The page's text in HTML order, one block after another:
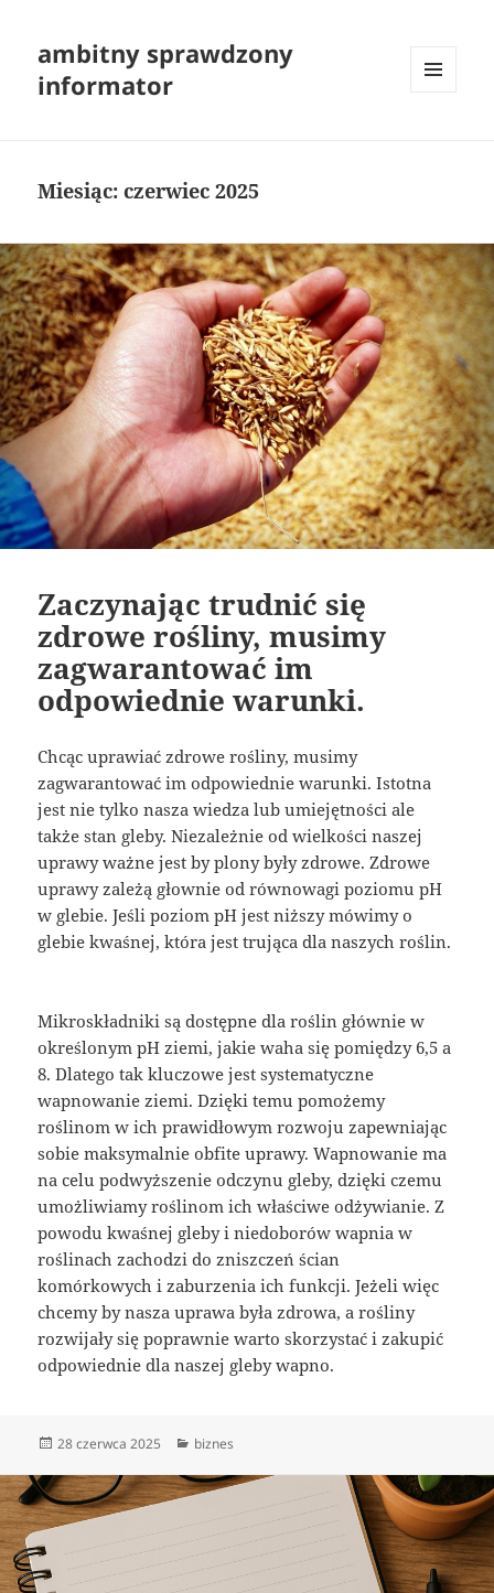
ambitny sprawdzony
informator
Miesiąc:czerwiec 2025
Zaczynając trudnić się
zdrowe rośliny, musimy
zagwarantować im
odpowiednie warunki.
Chcąc uprawiać zdrowe rośliny, musimy
zagwarantować im odpowiednie warunki. Istotna
jest nie tylko nasza wiedza lub umiejętności ale
także stan gleby. Niezależnie od wielkości naszej
uprawy ważne jest by plony były zdrowe. Zdrowe
uprawy zależą głownie od równowagi poziomu pH
w glebie. Jeśli poziom pH jest niższy mówimy o
glebie kwaśnej, która jest trująca dla naszych roślin.
Mikroskładniki są dostępne dla roślin głównie w
określonym pH ziemi, jakie waha się pomiędzy 6,5 a
8. Dlatego tak kluczowe jest systematyczne
wapnowanie ziemi. Dzięki temu pomożemy
roślinom w ich prawidłowym rozwoju zapewniając
sobie maksymalnie obfite uprawy. Wapnowanie ma
na celu podwyższenie odczynu gleby, dzięki czemu
umożliwiamy roślinom ich właściwe odżywianie. Z
powodu kwaśnej gleby i niedoborów wapnia w
roślinach zachodzi do zniszczeń ścian
komórkowych i zaburzenia ich funkcji. Jeżeli więc
chcemy by nasza uprawa była zdrowa, a rośliny
rozwijały się poprawnie warto skorzystać i zakupić
odpowiednie dla naszej gleby wapno.
Data
28 czerwca 2025 Kategorie
biznes